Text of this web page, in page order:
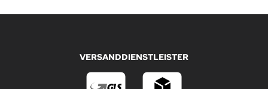
VERSANDDIENSTLEISTER